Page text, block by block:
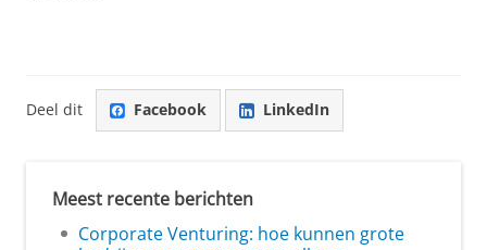
Deel dit Facebook LinkedIn
Meest recente berichten
Corporate Venturing: hoe kunnen grote